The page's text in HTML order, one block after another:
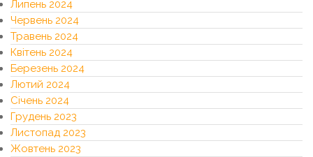
Липень 2024
Червень 2024
Травень 2024
Квітень 2024
Березень 2024
Лютий 2024
Січень 2024
Грудень 2023
Листопад 2023
Жовтень 2023